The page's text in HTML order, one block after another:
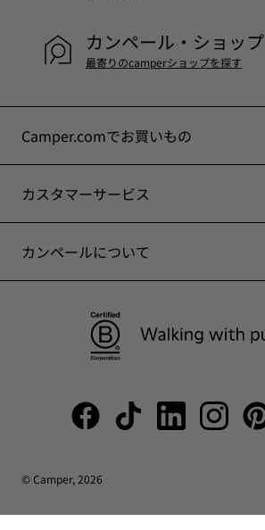
Camper.comでお買いもの
カスタマーサービス
カンペールについて
カンペール・ショップ
最寄りのcamperショップを探す
© Camper, 2026